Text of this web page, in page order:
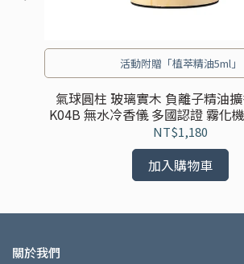
活動附贈「植萃精油5ml」
氣球圓柱 玻璃實木 負離子精油
K04B 無水冷香儀 多國認證 霧化
冷噴儀 香薰機
NT$1,180
加入購物車
關於我們